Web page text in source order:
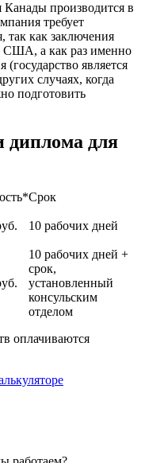
производится в
требует
так как заключения
США, а как раз именно
является
случаях, когда
подготовить
диплома для
Срок
10 рабочих дней
10 рабочих дней +
срок,
установленный
консульским
отделом